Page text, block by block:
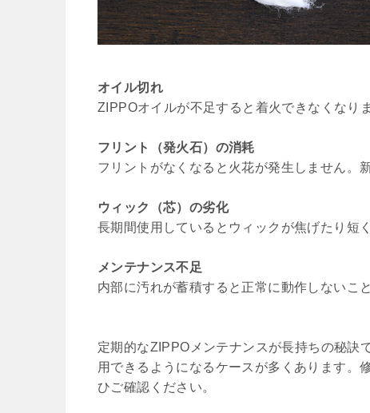
オイル切れ
ZIPPOオイルが不足すると着火できなくなり
フリント（発火石）の消耗
フリントがなくなると火花が発生しません。
ウィック（芯）の劣化
長期間使用しているとウィックが焦げたり短
メンテナンス不足
内部に汚れが蓄積すると正常に動作しないこ
定期的なZIPPOメンテナンスが長持ちの秘訣
用できるようになるケースが多くあります。
ひご確認ください。